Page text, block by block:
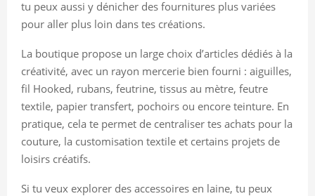
tu peux aussi y dénicher des fournitures plus variées
pour aller plus loin dans tes créations.
La boutique propose un large choix d’articles dédiés à la
créativité, avec un rayon mercerie bien fourni : aiguilles,
fil Hooked, rubans, feutrine, tissus au mètre, feutre
textile, papier transfert, pochoirs ou encore teinture. En
pratique, cela te permet de centraliser tes achats pour la
couture, la customisation textile et certains projets de
loisirs créatifs.
Si tu veux explorer des accessoires en laine, tu peux